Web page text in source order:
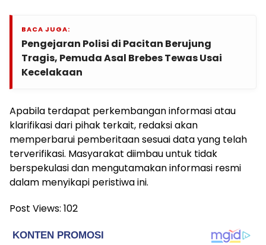
BACA JUGA:
Pengejaran Polisi di Pacitan Berujung
Tragis, Pemuda Asal Brebes Tewas Usai
Kecelakaan
Apabila terdapat perkembangan informasi atau
klarifikasi dari pihak terkait, redaksi akan
memperbarui pemberitaan sesuai data yang telah
terverifikasi. Masyarakat diimbau untuk tidak
berspekulasi dan mengutamakan informasi resmi
dalam menyikapi peristiwa ini.
Post Views: 102